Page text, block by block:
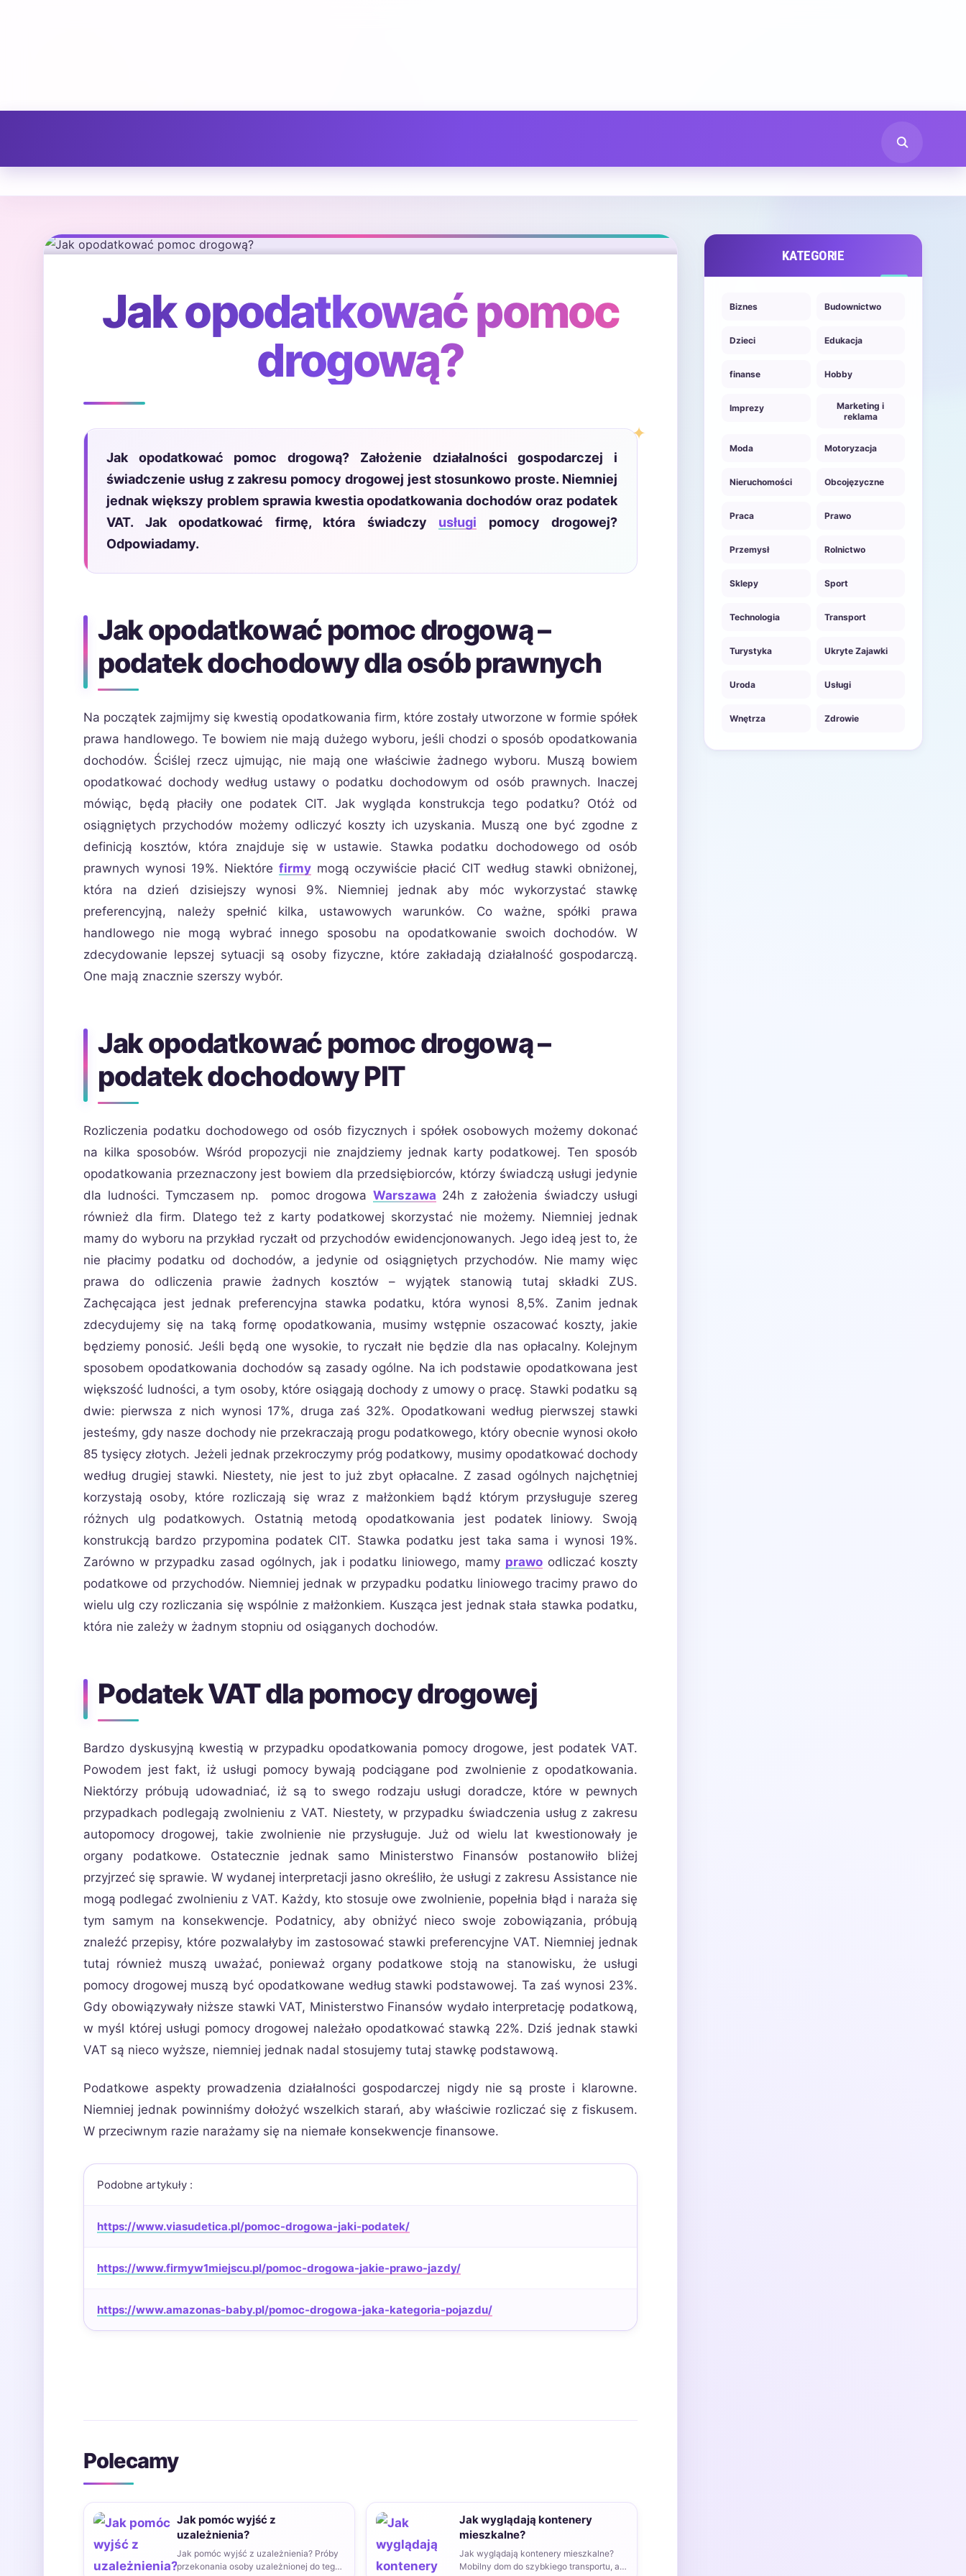
Jak opodatkować pomoc
drogową?
Jak opodatkować pomoc drogową? Założenie działalności gospodarczej i
świadczenie usług z zakresu pomocy drogowej jest stosunkowo proste. Niemniej
jednak większy problem sprawia kwestia opodatkowania dochodów oraz podatek
VAT. Jak opodatkować firmę, która świadczy usługi pomocy drogowej?
Odpowiadamy.
Jak opodatkować pomoc drogową –
podatek dochodowy dla osób prawnych
Na początek zajmijmy się kwestią opodatkowania firm, które zostały utworzone w formie spółek
prawa handlowego. Te bowiem nie mają dużego wyboru, jeśli chodzi o sposób opodatkowania
dochodów. Ściślej rzecz ujmując, nie mają one właściwie żadnego wyboru. Muszą bowiem
opodatkować dochody według ustawy o podatku dochodowym od osób prawnych. Inaczej
mówiąc, będą płaciły one podatek CIT. Jak wygląda konstrukcja tego podatku? Otóż od
osiągniętych przychodów możemy odliczyć koszty ich uzyskania. Muszą one być zgodne z
definicją kosztów, która znajduje się w ustawie. Stawka podatku dochodowego od osób
prawnych wynosi 19%. Niektóre firmymogą oczywiście płacić CIT według stawki obniżonej,
która na dzień dzisiejszy wynosi 9%. Niemniej jednak aby móc wykorzystać stawkę
preferencyjną, należy spełnić kilka, ustawowych warunków. Co ważne, spółki prawa
handlowego nie mogą wybrać innego sposobu na opodatkowanie swoich dochodów. W
zdecydowanie lepszej sytuacji są osoby fizyczne, które zakładają działalność gospodarczą.
One mają znacznie szerszy wybór.
Jak opodatkować pomoc drogową –
podatek dochodowy PIT
Rozliczenia podatku dochodowego od osób fizycznych i spółek osobowych możemy dokonać
na kilka sposobów. Wśród propozycji nie znajdziemy jednak karty podatkowej. Ten sposób
opodatkowania przeznaczony jest bowiem dla przedsiębiorców, którzy świadczą usługi jedynie
dla ludności. Tymczasem np. pomoc drogowa Warszawa 24h z założenia świadczy usługi
również dla firm. Dlatego też z karty podatkowej skorzystać nie możemy. Niemniej jednak
mamy do wyboru na przykład ryczałt od przychodów ewidencjonowanych. Jego ideą jest to, że
nie płacimy podatku od dochodów, a jedynie od osiągniętych przychodów. Nie mamy więc
prawa do odliczenia prawie żadnych kosztów – wyjątek stanowią tutaj składki ZUS.
Zachęcająca jest jednak preferencyjna stawka podatku, która wynosi 8,5%. Zanim jednak
zdecydujemy się na taką formę opodatkowania, musimy wstępnie oszacować koszty, jakie
będziemy ponosić. Jeśli będą one wysokie, to ryczałt nie będzie dla nas opłacalny. Kolejnym
sposobem opodatkowania dochodów są zasady ogólne. Na ich podstawie opodatkowana jest
większość ludności, a tym osoby, które osiągają dochody z umowy o pracę. Stawki podatku są
dwie: pierwsza z nich wynosi 17%, druga zaś 32%. Opodatkowani według pierwszej stawki
jesteśmy, gdy nasze dochody nie przekraczają progu podatkowego, który obecnie wynosi około
85 tysięcy złotych. Jeżeli jednak przekroczymy próg podatkowy, musimy opodatkować dochody
według drugiej stawki. Niestety, nie jest to już zbyt opłacalne. Z zasad ogólnych najchętniej
korzystają osoby, które rozliczają się wraz z małżonkiem bądź którym przysługuje szereg
różnych ulg podatkowych. Ostatnią metodą opodatkowania jest podatek liniowy. Swoją
konstrukcją bardzo przypomina podatek CIT. Stawka podatku jest taka sama i wynosi 19%.
Zarówno w przypadku zasad ogólnych, jak i podatku liniowego, mamy prawo odliczać koszty
podatkowe od przychodów. Niemniej jednak w przypadku podatku liniowego tracimy prawo do
wielu ulg czy rozliczania się wspólnie z małżonkiem. Kusząca jest jednak stała stawka podatku,
która nie zależy w żadnym stopniu od osiąganych dochodów.
Podatek VAT dla pomocy drogowej
Bardzo dyskusyjną kwestią w przypadku opodatkowania pomocy drogowe, jest podatek VAT.
Powodem jest fakt, iż usługi pomocy bywają podciągane pod zwolnienie z opodatkowania.
Niektórzy próbują udowadniać, iż są to swego rodzaju usługi doradcze, które w pewnych
przypadkach podlegają zwolnieniu z VAT. Niestety, w przypadku świadczenia usług z zakresu
autopomocy drogowej, takie zwolnienie nie przysługuje. Już od wielu lat kwestionowały je
organy podatkowe. Ostatecznie jednak samo Ministerstwo Finansów postanowiło bliżej
przyjrzeć się sprawie. W wydanej interpretacji jasno określiło, że usługi z zakresu Assistance nie
mogą podlegać zwolnieniu z VAT. Każdy, kto stosuje owe zwolnienie, popełnia błąd i naraża się
tym samym na konsekwencje. Podatnicy, aby obniżyć nieco swoje zobowiązania, próbują
znaleźć przepisy, które pozwalałyby im zastosować stawki preferencyjne VAT. Niemniej jednak
tutaj również muszą uważać, ponieważ organy podatkowe stoją na stanowisku, że usługi
pomocy drogowej muszą być opodatkowane według stawki podstawowej. Ta zaś wynosi 23%.
Gdy obowiązywały niższe stawki VAT, Ministerstwo Finansów wydało interpretację podatkową,
w myśl której usługi pomocy drogowej należało opodatkować stawką 22%. Dziś jednak stawki
VAT są nieco wyższe, niemniej jednak nadal stosujemy tutaj stawkę podstawową.
Podatkowe aspekty prowadzenia działalności gospodarczej nigdy nie są proste i klarowne.
Niemniej jednak powinniśmy dołożyć wszelkich starań, aby właściwie rozliczać się z fiskusem.
W przeciwnym razie narażamy się na niemałe konsekwencje finansowe.
Podobne artykuły :
https://www.viasudetica.pl/pomoc-drogowa-jaki-podatek/
https://www.firmyw1miejscu.pl/pomoc-drogowa-jakie-prawo-jazdy/
https://www.amazonas-baby.pl/pomoc-drogowa-jaka-kategoria-pojazdu/
Polecamy
Jak pomóc wyjść z
uzależnienia?
Jak pomóc wyjść z uzależnienia? Próby
przekonania osoby uzależnionej do tego,
Jak wyglądają kontenery
mieszkalne?
Jak wyglądają kontenery mieszkalne?
Mobilny dom do szybkiego transportu, a
KATEGORIE
Biznes Budownictwo
Dzieci Edukacja
finanse Hobby
Imprezy
Marketing i
reklama
Moda Motoryzacja
Nieruchomości Obcojęzyczne
Praca Prawo
Przemysł Rolnictwo
Sklepy Sport
Technologia Transport
Turystyka Ukryte Zajawki
Uroda Usługi
Wnętrza Zdrowie